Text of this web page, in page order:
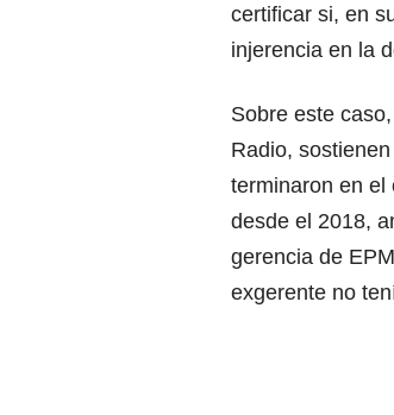
certificar si, en
injerencia en la
Sobre este
Radio,
terminaron en el
desde el 2018,
gerencia de
exgerente no